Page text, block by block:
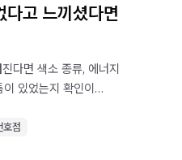
고 느끼셨다면
다면 색소 종류, 에너지
있었는지 확인이
호점